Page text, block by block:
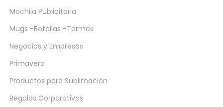
Mochila Publicitaria
Mugs -Botellas -Termos
Negocios y Empresas
Primavera
Productos para Sublimación
Regalos Corporativos